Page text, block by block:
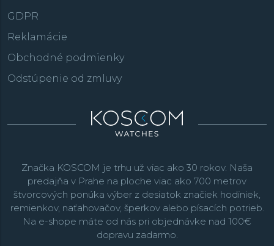
GDPR
Reklamácie
Obchodné podmienky
Odstúpenie od zmluvy
Značka KOSCOM je trhu už viac ako 30 rokov. Naša
predajňa v Prahe na ploche viac ako 700 metrov
štvorcových ponúka výber z desiatok značiek hodiniek,
remienkov, naťahovačov, šperkov alebo písacích potrieb.
Na e-shope máte od nás pri objednávke nad 100€
dopravu zadarmo.